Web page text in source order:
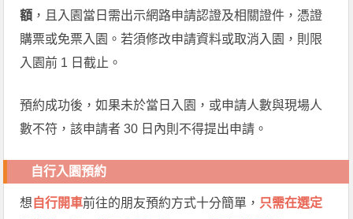
額 ，且入園當日需出示網路申請認證及相關證件，憑證
購票或免票入園。若須修改申請資料或取消入園，則限
入園前 1 日截止。
預約成功後，如果未於當日入園，或申請人數與現場人
數不符，該申請者 30 日內則不得提出申請。
自行入園預約
想 自行開車前往的朋友預約方式十分簡單， 只需在選定